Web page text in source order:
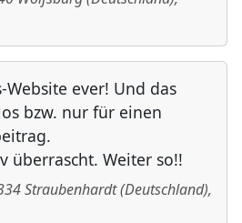
ever! Und das
bzw. nur für einen
überrascht. Weiter so!!
Straubenhardt(Deutschland),